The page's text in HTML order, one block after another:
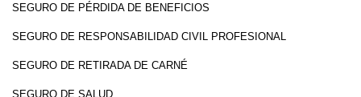
SEGURO DE PÉRDIDA DE BENEFICIOS
SEGURO DE RESPONSABILIDAD CIVIL PROFESIONAL
SEGURO DE RETIRADA DE CARNÉ
SEGURO DE SALUD